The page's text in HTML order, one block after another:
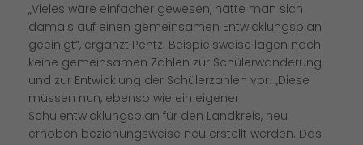
Vieles wäre einfacher gewesen, hätte man sich
damals auf einen gemeinsamen Entwicklungsplan
geeinigt“, ergänzt Pentz. Beispielsweise lägen noch
keine gemeinsamen Zahlen zur Schülerwanderung
und zur Entwicklung der Schülerzahlen vor. „Diese
müssen nun, ebenso wie ein eigener
Schulentwicklungsplan für den Landkreis, neu
erhoben beziehungsweise neu erstellt werden. Das